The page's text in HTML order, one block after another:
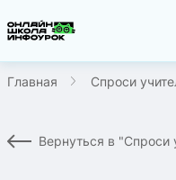
Главная Спроси
Вернуться в "Спроси